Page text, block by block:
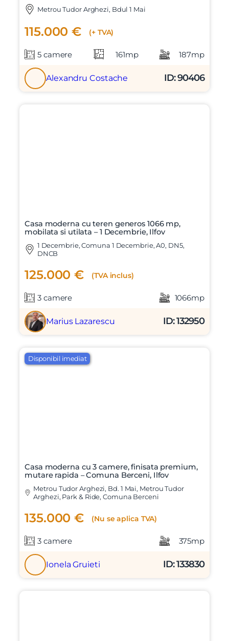
Metrou Tudor Arghezi, Bdul 1 Mai
115.000 € (+ TVA)
5 camere 161mp 187mp
Alexandru Costache ID: 90406
Casa moderna cu teren generos 1066 mp,
mobilata si utilata – 1 Decembrie, Ilfov
1 Decembrie, Comuna 1 Decembrie, A0, DN5,
DNCB
125.000 € (TVA inclus)
3 camere 1066mp
Marius Lazarescu ID: 132950
Disponibil imediat
Casa moderna cu 3 camere, finisata premium,
mutare rapida – Comuna Berceni, Ilfov
Metrou Tudor Arghezi, Bd. 1 Mai, Metrou Tudor
Arghezi, Park & Ride, Comuna Berceni
135.000 € (Nu se aplica TVA)
3 camere 375mp
Ionela Gruieti ID: 133830